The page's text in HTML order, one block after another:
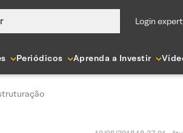
login expert
Periódicos Aprenda a Investir